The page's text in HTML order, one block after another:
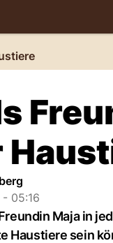
05:16
Maja in
Haustiere sein